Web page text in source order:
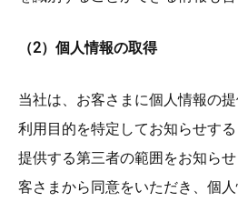
（2）個人情報の取得
当社は、お客さまに個人情報の提
利用目的を特定してお知らせす
提供する第三者の範囲をお知ら
客さまから同意をいただき、個